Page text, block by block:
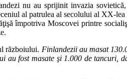
nu au sprijinit invazia
al patrulea al secolului al XX-lea
împotriva Moscovei printre
războiului. Finlandezii au masat
fost masate şi 1.000 de tancuri,